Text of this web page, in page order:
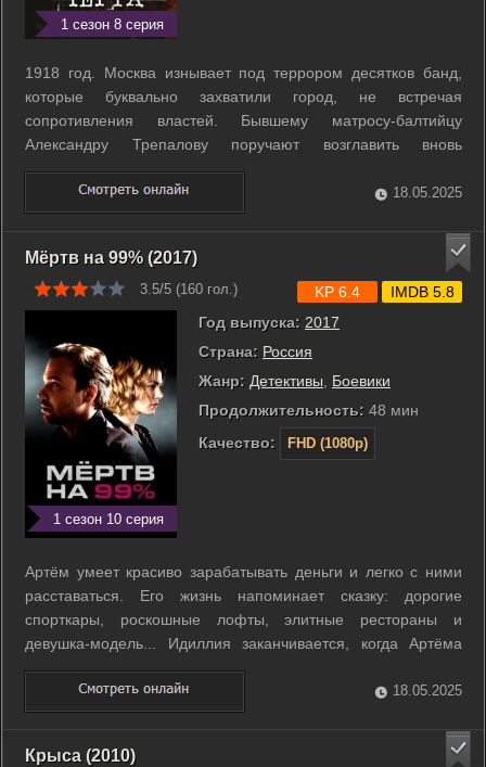
1 сезон 8 серия
1918 год. Москва изнывает под террором десятков банд,
которые буквально захватили город, не встречая
сопротивления властей. Бывшему матросу-балтийцу
Александру Трепалову поручают возглавить вновь
созданную структуру – Московский Уголовный Розыск. За
короткий срок Трепалов становится героем легенд и грозой
«граждан вольного города Хивы», как ...
18.05.2025
Мёртв на 99% (2017)
3.5/5 (160 гол.)
1 сезон 10 серия
Год выпуска: 2017
Страна: Россия
Жанр: Детективы
Боевики
Продолжительность: 48 мин
Качество:
FHD (1080p)
KP 6.4 IMDB 5.8
Артём умеет красиво зарабатывать деньги и легко с ними
расставаться. Его жизнь напоминает сказку: дорогие
спорткары, роскошные лофты, элитные рестораны и
девушка-модель... Идиллия заканчивается, когда Артёма
принимают за опасного преступника по кличке Змей. За
Змеем охотятся и Интерпол, и агент ФСБ Хромов, и
обманутые им торговцы оружием из ...
18.05.2025
Крыса (2010)